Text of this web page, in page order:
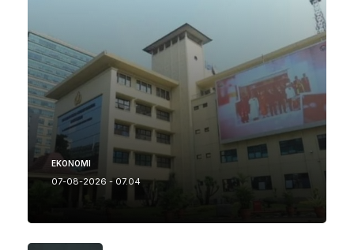
EKONOMI
07-08-2026 - 07.04